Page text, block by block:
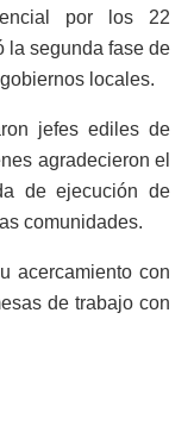
por los 22
la segunda fase de
locales.
jefes ediles de
agradecieron el
de ejecución de
comunidades.
acercamiento con
de trabajo con